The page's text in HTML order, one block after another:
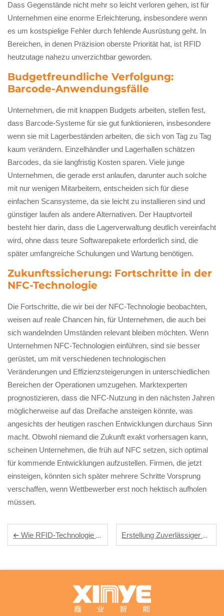
Dass Gegenstände nicht mehr so leicht verloren gehen, ist für
Unternehmen eine enorme Erleichterung, insbesondere wenn
es um kostspielige Fehler durch fehlende Ausrüstung geht. In
Bereichen, in denen Präzision oberste Priorität hat, ist RFID
heutzutage nahezu unverzichtbar geworden.
Budgetfreundliche Verfolgung:
Barcode-Anwendungsfälle
Unternehmen, die mit knappen Budgets arbeiten, stellen fest,
dass Barcode-Systeme für sie gut funktionieren, insbesondere
wenn sie mit Lagerbeständen arbeiten, die sich von Tag zu Tag
kaum verändern. Einzelhändler und Lagerhallen schätzen
Barcodes, da sie langfristig Kosten sparen. Viele junge
Unternehmen, die gerade erst anlaufen, darunter auch solche
mit nur wenigen Mitarbeitern, entscheiden sich für diese
einfachen Scansysteme, da sie leicht zu installieren sind und
günstiger laufen als andere Alternativen. Der Hauptvorteil
besteht hier darin, dass die Lagerverwaltung deutlich vereinfacht
wird, ohne dass teure Softwarepakete erforderlich sind, die
später umfangreiche Schulungen und Wartung benötigen.
Zukunftssicherung: Fortschritte in der
NFC-Technologie
Die Fortschritte, die wir bei der NFC-Technologie beobachten,
weisen auf reale Chancen hin, für Unternehmen, die auch bei
sich wandelnden Umständen relevant bleiben möchten. Wenn
Unternehmen NFC-Technologien einführen, sind sie besser
gerüstet, um mit verschiedenen technologischen
Veränderungen und Effizienzsteigerungen in unterschiedlichen
Bereichen der Operationen umzugehen. Marktexperten
prognostizieren, dass die NFC-Nutzung in den nächsten Jahren
möglicherweise auf das Dreifache ansteigen könnte, was
angesichts der heutigen raschen Entwicklungen durchaus Sinn
macht. Obwohl niemand die Zukunft exakt vorhersagen kann,
scheinen Unternehmen, die früh auf NFC setzen, sich optimal
für kommende Entwicklungen aufzustellen. Firmen, die jetzt
einsteigen, könnten sich später mehrere Schritte Vorsprung
verschaffen, wenn Wettbewerber erst noch hektisch aufholen
müssen.
Wie RFID-Technologie die Inventarverwaltung in modernen Lagern optimiert Erstellung Zuverlässiger Systeme: Die Rolle von Industriellen RFID-Tags in der Automatisierung der Lieferkette